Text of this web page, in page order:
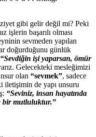
gibi gelir değil mi? Peki
işlerin başarılı olması
sevmeden yapılan
doğurduğunu günlük
“Sevdiğin işi yaparsan, ömür
Gelecekteki mesleğimizi
olan “sevmek”, sadece
iletişimin de yapı unsuru
“Seviniz, insan hayatında
bir mutluluktur.”